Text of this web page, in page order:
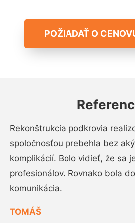
POŽIADAŤ O
Rekonštrukcia podkrovia
spoločnosťou prebehla bez
komplikácií. Bolo vidieť, že sa
profesionálov. Rovnako bola
komunikácia.
TOMÁŠ